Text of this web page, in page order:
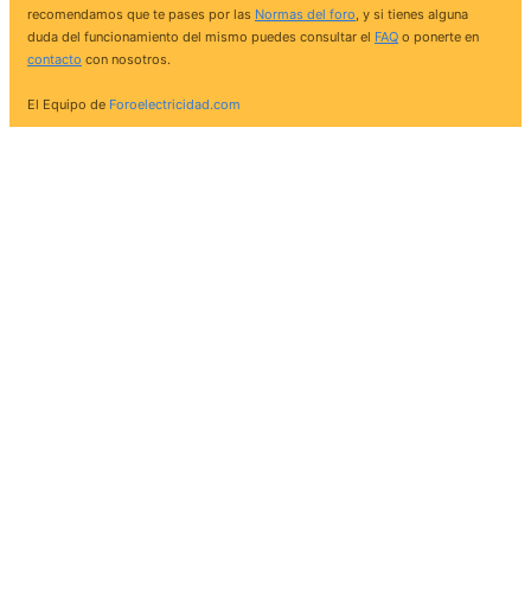
recomendamos que te pases por las Normas del foro, y si tienes alguna
duda del funcionamiento del mismo puedes consultar el FAQ o ponerte en
contacto con nosotros.
El Equipo de Foroelectricidad.com